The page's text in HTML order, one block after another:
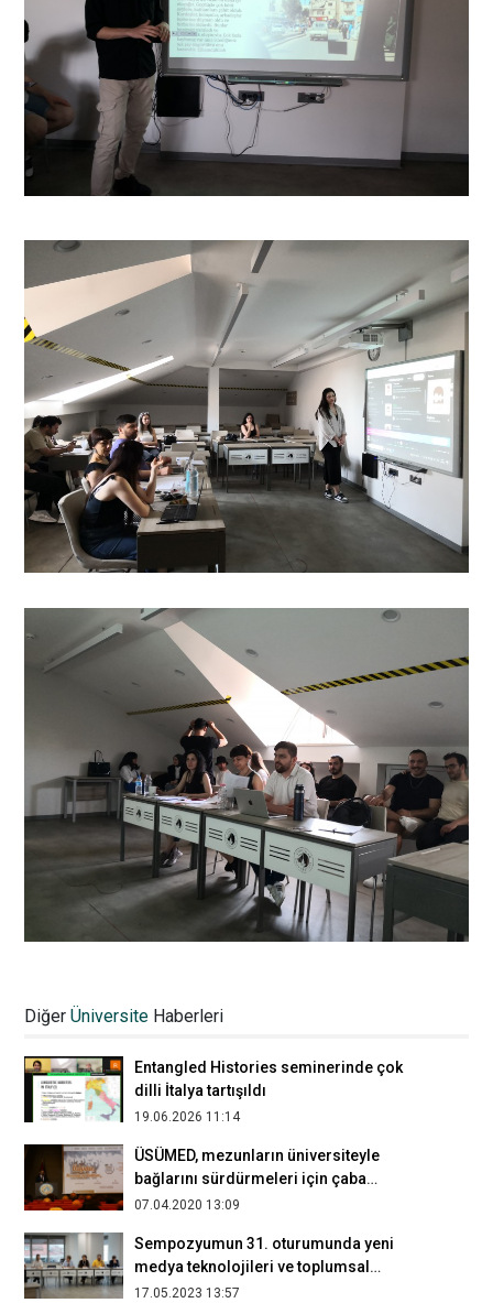
DiğerÜniversite Haberleri
ele alındı
Entangled Histories seminerinde çok
dilli İtalya tartışıldı
19.06.2026 11:14
ÜSÜMED, mezunların üniversiteyle
bağlarını sürdürmeleri için çaba
gösteriyor
07.04.2020 13:09
Sempozyumun 31. oturumunda yeni
medya teknolojileri ve toplumsal
dönüşüm konuları ele alındı
17.05.2023 13:57